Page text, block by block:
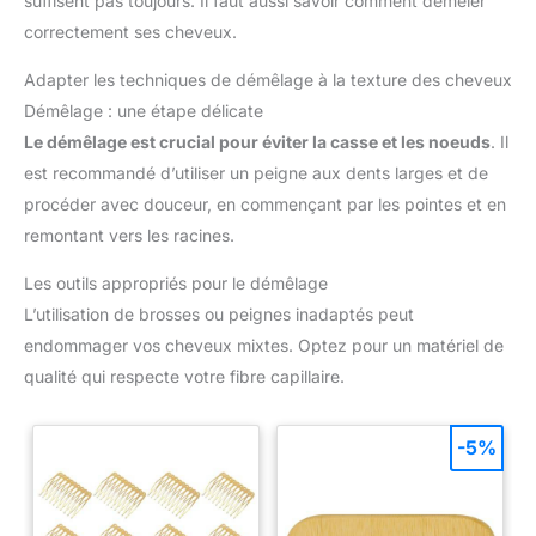
naturelle, cette formule prend soin de tes cheveux avec
beaucoup de douceur.
avec des produits naturels et transparents.
VÉGAN ET
FIÈRE DE L'ÊTRE : La marque Energie fruit est certifiée PETA,
tous nos produits sont végans et non testés sur les animaux.
B CORP : En étant certifiée B Corp, la marque Energie Fruit
a rejoint une communauté de marques qui respecte des normes
sociales et environnementales très élevées.
correctement ses cheveux.
Adapter les techniques de démêlage à la texture des cheveux
Démêlage : une étape délicate
Le démêlage est crucial pour éviter la casse et les noeuds. Il
est recommandé d’utiliser un peigne aux dents larges et de
procéder avec douceur, en commençant par les pointes et en
remontant vers les racines.
Les outils appropriés pour le démêlage
L’utilisation de brosses ou peignes inadaptés peut
endommager vos cheveux mixtes. Optez pour un matériel de
qualité qui respecte votre fibre capillaire.
-5%